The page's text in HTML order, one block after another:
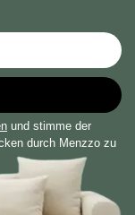
und stimme der
durch Menzzo zu